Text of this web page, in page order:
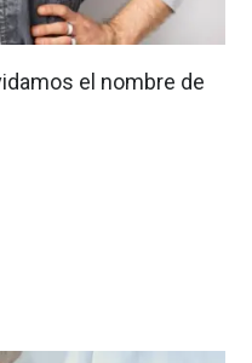
el nombre de